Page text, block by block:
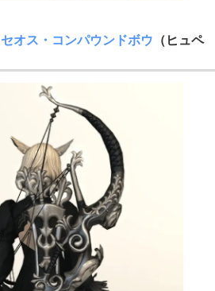
オス・コンパウンドボウ （ヒュペ